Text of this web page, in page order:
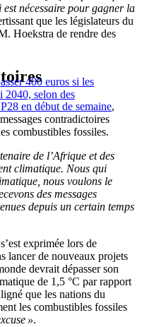
est nécessaire pour gagner la
que les législateurs du
Hoekstra de rendre des
400 euros si les
2040, selon des
en début de semaine,
contradictoires
combustibles fossiles.
de l’Afrique et des
climatique. Nous qui
nous voulons le
des messages
depuis un certain temps
exprimée lors de
lancer de nouveaux projets
devrait dépasser son
de 1,5 °C par rapport
que les nations du
les combustibles fossiles
».